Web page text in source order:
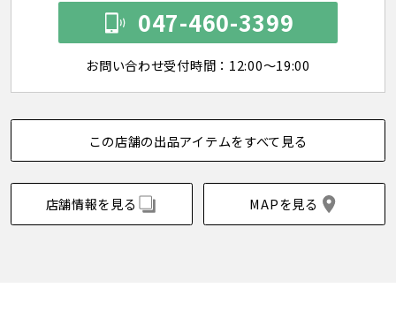
047-460-3399
お問い合わせ受付時間：12:00～19:00
この店舗の出品アイテムをすべて見る
店舗情報を見る MAPを見る